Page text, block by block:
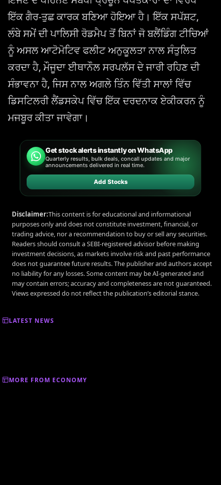
ਇੱਕ ਗੈਰ-ਤੁਛ ਕਾਰਕ ਬਣਿਆ ਹੋਇਆ ਹੈ। ਇੱਕ ਸਪੱਸ਼ਟ,
ਲੰਬੇ ਸਮੇਂ ਦੀ ਪਾਲਿਸੀ ਰੋਡਮੈਪ ਤੋਂ ਬਿਨਾਂ ਜੋ ਬਲੈਂਡਿੰਗ ਟੀਚਿਆਂ
ਨੂੰ ਅਸਲ ਆਟੋਮੋਟਿਵ ਫਲੀਟ ਅਨੁਕੂਲਤਾ ਨਾਲ ਸੰਤੁਲਿਤ
ਕਰਦਾ ਹੈ, ਮੌਜੂਦਾ ਈਥਾਨੌਲ ਸਰਪਲੱਸ ਦੇ ਜਾਰੀ ਰਹਿਣ ਦੀ
ਸੰਭਾਵਨਾ ਹੈ, ਜਿਸ ਨਾਲ ਅਗਲੇ ਤਿੰਨ ਵਿੱਤੀ ਸਾਲਾਂ ਵਿੱਚ
ਡਿਸਟਿਲਰੀ ਲੈਂਡਸਕੇਪ ਵਿੱਚ ਇੱਕ ਦਰਦਨਾਕ ਏਕੀਕਰਨ ਨੂੰ
ਮਜਬੂਰ ਕੀਤਾ ਜਾਵੇਗਾ।
Get stock alerts instantly on WhatsApp
Quarterly results, bulk deals, concall updates and major
announcements delivered in real time.
Add Stocks
Disclaimer:This content is for educational and informational
purposes only and does not constitute investment, financial, or
trading advice, nor a recommendation to buy or sell any securities.
Readers should consult a SEBI-registered advisor before making
investment decisions, as markets involve risk and past performance
does not guarantee future results. The publisher and authors accept
no liability for any losses. Some content may be AI-generated and
may contain errors; accuracy and completeness are not guaranteed.
Views expressed do not reflect the publication’s editorial stance.
LATEST NEWS
MORE FROM ECONOMY